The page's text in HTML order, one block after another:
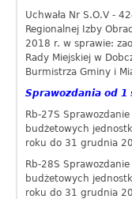
Uchwała Nr S.O.V -
Regionalnej Izby
2018 r. w sprawie:
Rady Miejskiej w
Burmistrza Gminy i
Sprawozdania od
Rb-27S
budżetowych
roku do 31 grudnia
Rb-28S
budżetowych
roku do 31 grudnia